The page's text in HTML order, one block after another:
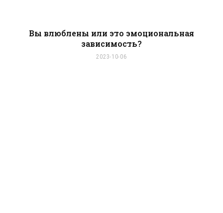
Вы влюблены или это эмоциональная
зависимость?
2023-10-06